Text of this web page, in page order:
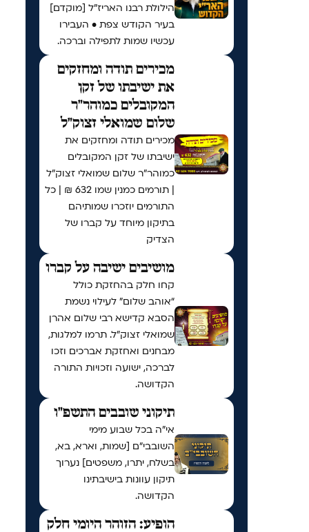
הילולת רבנו האריז"ל [מוקדם]
בעיר הקודש צפת • העבירו
עכשיו שמות לתפילה וברכה.
מכירים תודה ומחזקים
את ישיבתו של זקן
המקובלים כמוהר"ר
שלום שמואלי זצוק"ל
מכירים תודה ומחזקים את
ישיבתו של זקן המקובלים
כמוהר"ר שלום שמואלי זצוק"ל
| תורמים כמנין שמו 632 ₪ | כל
התורמים יוזכרו שמותיהם
בתיקון מיוחד על קברו של
הצדיק
מושיבים ישיבה על קברו
קחו חלק בהחזקת כולל
“אוהב שלום” לעילוי נשמת
הסבא קדישא רבי שלום אהרן
שמואלי זצוק״ל. תרמו למלגות,
מבחנים ואחזקת אברכים וזכו
לברכה, ישועה וזכויות התורה
הקדושה.
תיקוני שובבים התשפ"ו
אי"ה בכל שבוע מימי
השובבי"ם [שמות, וארא, בא,
בשלח, יתרו, משפטים] נערוך
תיקון עוונות בישיבתינו
הקדושה.
הופיע: הזוהר היומי חלק